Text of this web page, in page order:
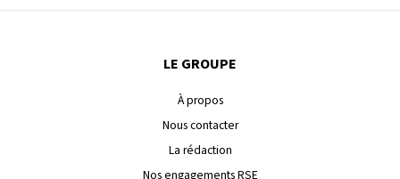
LE GROUPE
À propos
Nous contacter
La rédaction
Nos engagements RSE